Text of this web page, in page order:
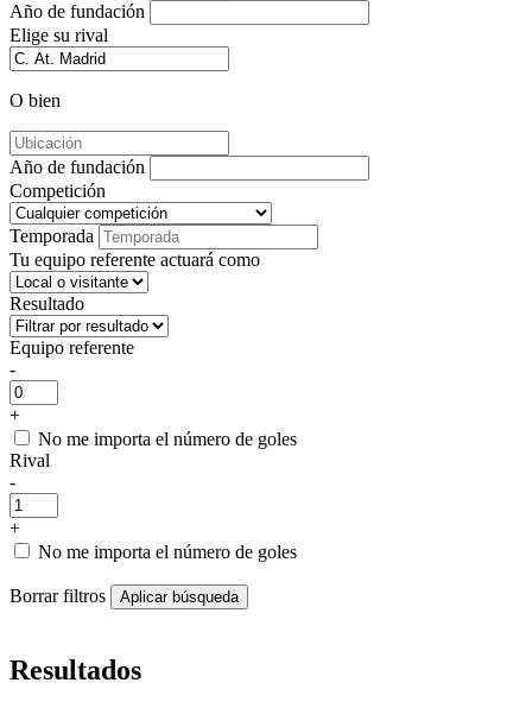
Año de fundación
Elige su rival
O bien
Año de fundación
Competición
Temporada
Tu equipo referente actuará como
Resultado
Equipo referente
-
+
No me importa el número de goles
Rival
-
+
No me importa el número de goles
Borrar filtros
Resultados